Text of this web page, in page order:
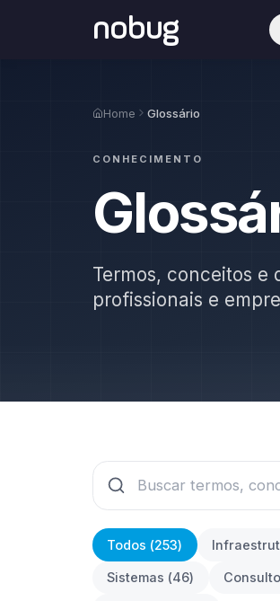
nobug
Home Glossário
CONHECIMENTO
Termos, conceitos e
profissionais e
Todos (253)
Sistemas (46)